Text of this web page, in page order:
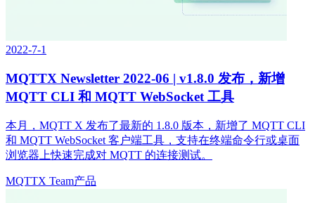
2022-7-1
MQTTX Newsletter 2022-06 | v1.8.0 发布，新增
MQTT CLI 和 MQTT WebSocket 工具
本月，MQTT X 发布了最新的 1.8.0 版本，新增了 MQTT CLI
和 MQTT WebSocket 客户端工具，支持在终端命令行或桌面
浏览器上快速完成对 MQTT 的连接测试。
MQTTX Team产品